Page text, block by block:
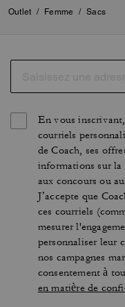
Outlet / Femme / Sacs
En vous
courriels
de Coach, ses
informations sur la
aux concours ou
J’accepte que
ces courriels
mesurer
personnaliser leur
nos campagnes
consentement à
en matière de